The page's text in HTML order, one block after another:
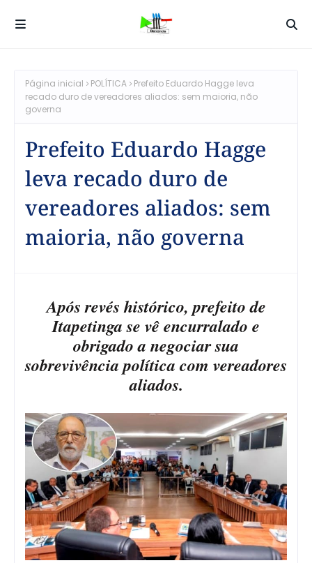
Página inicial POLÍTICA
Prefeito Eduardo Hagge leva
recado duro de vereadores aliados: sem maioria, não
governa
Prefeito Eduardo Hagge
leva recado duro de
vereadores aliados: sem
maioria, não governa
Após revés histórico, prefeito de
Itapetinga se vê encurralado e
obrigado a negociar sua
sobrevivência política com vereadores
aliados.